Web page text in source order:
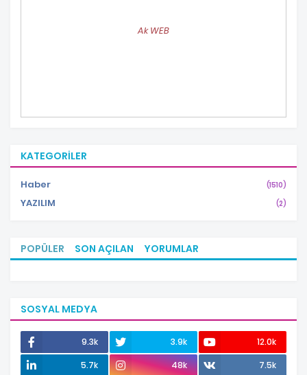
Ak WEB
KATEGORILER
Haber (1510)
YAZILIM (2)
POPÜLER SON AÇILAN YORUMLAR
SOSYAL MEDYA
9.3k 3.9k
12.0k
5.7k
48k 7.5k